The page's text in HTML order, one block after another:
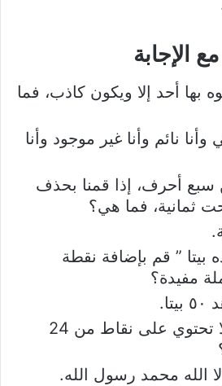
الإجابة
بها أحد إلا ويكون كاذب، فما
وأنا نائم وأنا غير موجود وأنا
سبع أحرف، إذا قمنا بحذف
ثمانية، فما هي؟
” قم بإضافة نقطة
مفيدة؟
جملة معروفة لا تحتوي على نقاط من 24
الله محمد رسول الله.